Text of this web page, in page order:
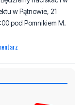
wpis -